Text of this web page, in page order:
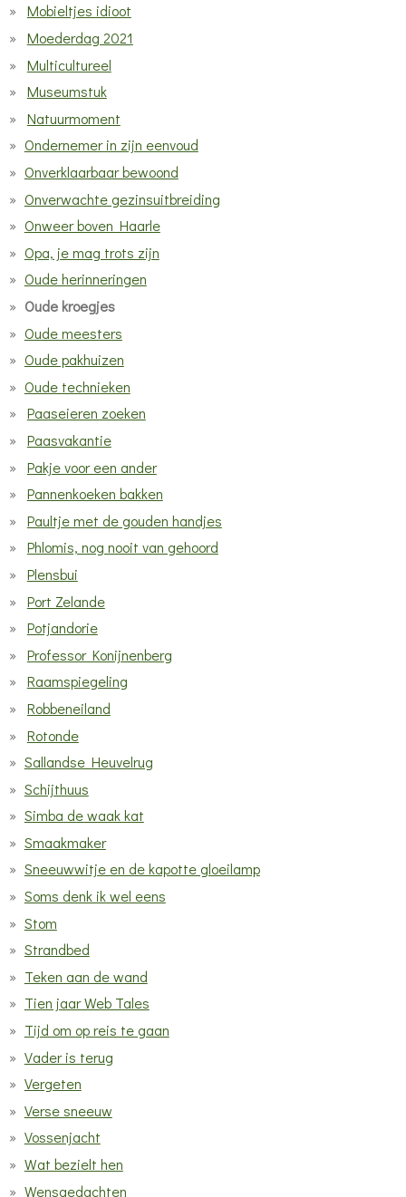
Mobieltjes idioot
Moederdag 2021
Multicultureel
Museumstuk
Natuurmoment
Ondernemer in zijn eenvoud
Onverklaarbaar bewoond
Onverwachte gezinsuitbreiding
Onweer boven Haarle
Opa, je mag trots zijn
Oude herinneringen
Oude kroegjes
Oude meesters
Oude pakhuizen
Oude technieken
Paaseieren zoeken
Paasvakantie
Pakje voor een ander
Pannenkoeken bakken
Paultje met de gouden handjes
Phlomis, nog nooit van gehoord
Plensbui
Port Zelande
Potjandorie
Professor Konijnenberg
Raamspiegeling
Robbeneiland
Rotonde
Sallandse Heuvelrug
Schijthuus
Simba de waak kat
Smaakmaker
Sneeuwwitje en de kapotte gloeilamp
Soms denk ik wel eens
Stom
Strandbed
Teken aan de wand
Tien jaar Web Tales
Tijd om op reis te gaan
Vader is terug
Vergeten
Verse sneeuw
Vossenjacht
Wat bezielt hen
Wensgedachten